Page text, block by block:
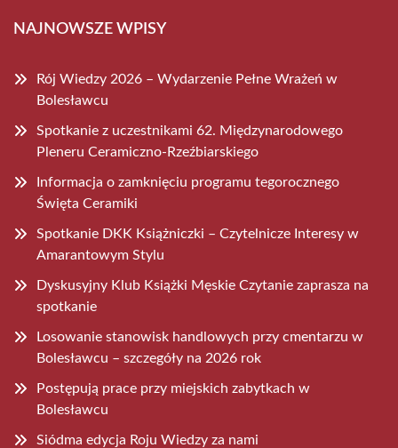
NAJNOWSZE WPISY
Rój Wiedzy 2026 – Wydarzenie Pełne Wrażeń w
Bolesławcu
Spotkanie z uczestnikami 62. Międzynarodowego
Pleneru Ceramiczno-Rzeźbiarskiego
Informacja o zamknięciu programu tegorocznego
Święta Ceramiki
Spotkanie DKK Książniczki – Czytelnicze Interesy w
Amarantowym Stylu
Dyskusyjny Klub Książki Męskie Czytanie zaprasza na
spotkanie
Losowanie stanowisk handlowych przy cmentarzu w
Bolesławcu – szczegóły na 2026 rok
Postępują prace przy miejskich zabytkach w
Bolesławcu
Siódma edycja Roju Wiedzy za nami